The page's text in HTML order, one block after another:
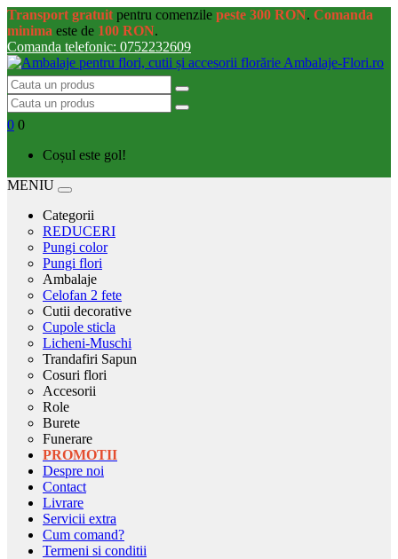
Transport gratuit pentru comenzile peste 300 RON. Comanda
minima este de 100 RON.
Comanda telefonic: 0752232609
0 0
Coșul este gol!
MENIU
Categorii
REDUCERI
Pungi color
Pungi flori
Ambalaje
Celofan 2 fete
Cutii decorative
Cupole sticla
Licheni-Muschi
Trandafiri Sapun
Cosuri flori
Accesorii
Role
Burete
Funerare
PROMOTII
Despre noi
Contact
Livrare
Servicii extra
Cum comand?
Termeni si conditii